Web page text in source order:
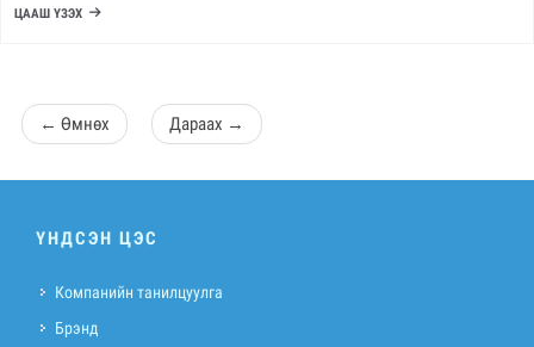
ЦААШ ҮЗЭХ
← Өмнөх Дараах →
ҮНДСЭН ЦЭС
Компанийн танилцуулга
Брэнд